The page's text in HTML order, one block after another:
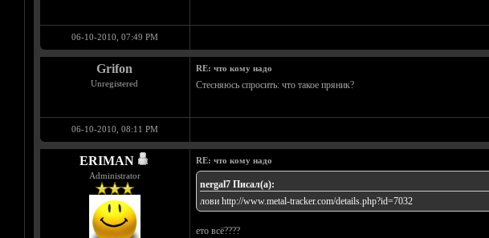
06-10-2010, 07:49 PM
Grifon
Unregistered
RE: что кому надо
Стесняюсь спросить: что такое пряник?
06-10-2010, 08:11 PM
ERIMAN
Administrator
RE: что кому надо
nergal7 Писал(а):
лови http://www.metal-tracker.com/details.php?id=7032
ето всё????